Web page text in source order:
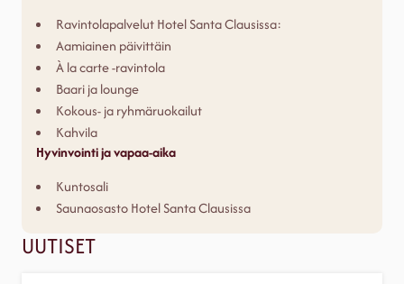
Ravintolapalvelut Hotel Santa Clausissa:
Aamiainen päivittäin
À la carte -ravintola
Baari ja lounge
Kokous- ja ryhmäruokailut
Kahvila
Hyvinvointi ja vapaa-aika
Kuntosali
Saunaosasto Hotel Santa Clausissa
UUTISET